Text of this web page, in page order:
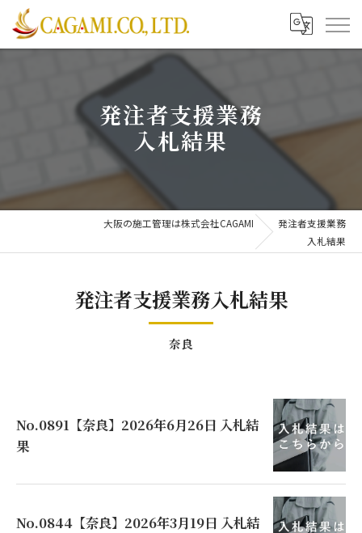
発注者支援業務
入札結果
大阪の施工管理は株式会社CAGAMI
発注者支援業務
入札結果
発注者支援業務入札結果
奈良
No.0891【奈良】2026年6月26日 入札結
果
No.0844【奈良】2026年3月19日 入札結